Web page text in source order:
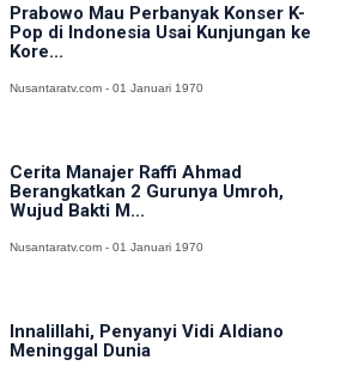
Prabowo Mau Perbanyak Konser K-
Pop di Indonesia Usai Kunjungan ke
Kore...
Nusantaratv.com - 01 Januari 1970
Cerita Manajer Raffi Ahmad
Berangkatkan 2 Gurunya Umroh,
Wujud Bakti M...
Nusantaratv.com - 01 Januari 1970
Innalillahi, Penyanyi Vidi Aldiano
Meninggal Dunia